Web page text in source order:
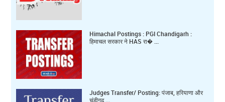
Himachal Postings : PGI Chandigarh :
हिमाचल सरकार ने HAS रा� ...
Judges Transfer/ Posting: पंजाब, हरियाणा और
चंडीगढ ...